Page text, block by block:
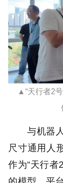
▲“天行者2
与机器
尺寸通用人
作为“天行者